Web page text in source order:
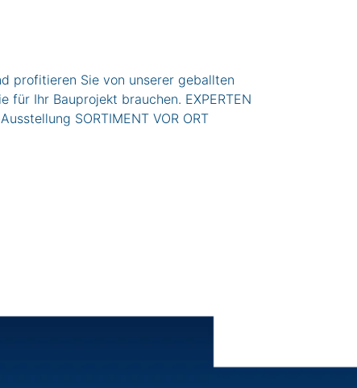
profitieren Sie von unserer geballten
Ihr Bauprojekt brauchen. EXPERTEN
SORTIMENT VOR ORT